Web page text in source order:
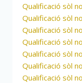
Qualificació sòl
Qualificació sòl
Qualificació sòl
Qualificació sòl
Qualificació sòl
Qualificació sòl
Qualificació sòl